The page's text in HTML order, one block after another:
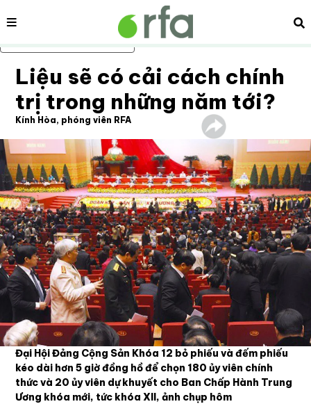
Bỏ qua nội dung chính
Nội dung
Liệu sẽ có cải cách chính
trị trong những năm tới?
Kính Hòa, phóng viên RFA
Đại Hội Đảng Cộng Sản Khóa 12 bỏ phiếu và đếm phiếu
kéo dài hơn 5 giờ đồng hồ để chọn 180 ủy viên chính
thức và 20 ủy viên dự khuyết cho Ban Chấp Hành Trung
Ương khóa mới, tức khóa XII, ảnh chụp hôm